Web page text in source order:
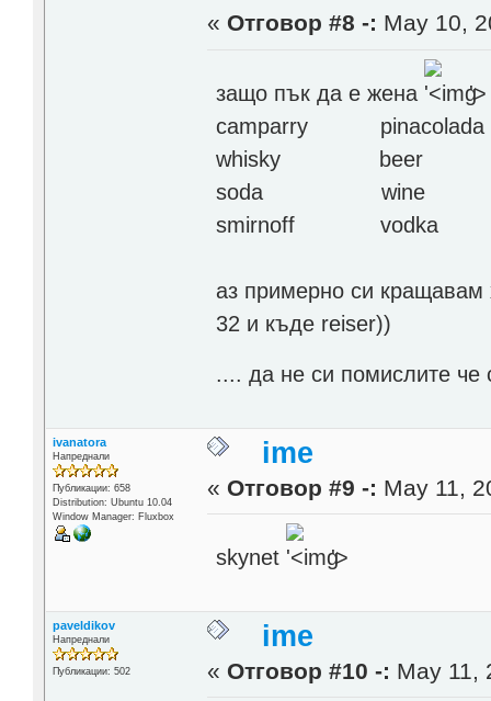
« Отговор #8 -: May 10,
защо пък да е жена '>
camparry pinacolada
whisky beer
soda wine
smirnoff vodka
аз примерно си кращавам
32 и къде reiser))
.... да не си помислите
ivanatora
Напреднали
Публикации: 658
Distribution: Ubuntu 10.04
Window Manager: Fluxbox
ime
« Отговор #9 -: May 11,
skynet '>
paveldikov
Напреднали
Публикации: 502
ime
« Отговор #10 -: May 11,